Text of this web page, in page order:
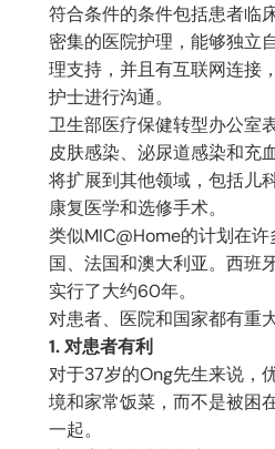
符合条件的条件包括患者临
密集的医院护理，能够独立
理支持，并且有互联网连接
护士进行沟通。
卫生部医疗保健转型办公室
皮肤感染、泌尿道感染和充
将扩展到其他领域，包括儿
康复医学和选修手术。
类似MIC@Home的计划在
国、法国和澳大利亚。西班
实行了大约60年。
对患者、医院和国家都有重大
1. 对患者有利
对于37岁的Ong先生来说，
境和家常饭菜，而不是被困
一起。